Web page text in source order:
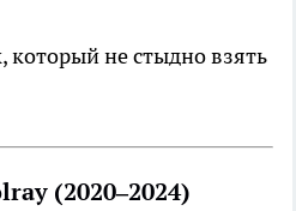
который не стыдно взять
(2020–2024)